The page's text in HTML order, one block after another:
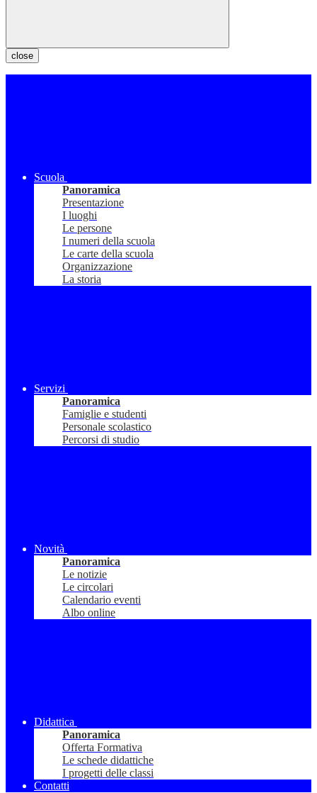
close
Scuola
Panoramica
Presentazione
I luoghi
Le persone
I numeri della scuola
Le carte della scuola
Organizzazione
La storia
Servizi
Panoramica
Famiglie e studenti
Personale scolastico
Percorsi di studio
Novità
Panoramica
Le notizie
Le circolari
Calendario eventi
Albo online
Didattica
Panoramica
Offerta Formativa
Le schede didattiche
I progetti delle classi
Contatti